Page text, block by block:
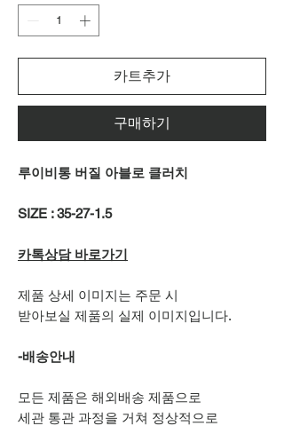
카트추가
구매하기
루이비통 버질 아블로 클러치
SIZE : 35-27-1.5
카톡상담 바로가기
제품 상세 이미지는 주문 시
받아보실 제품의 실제 이미지입니다.
-배송안내
모든 제품은 해외배송 제품으로
세관 통관 과정을 거쳐 정상적으로